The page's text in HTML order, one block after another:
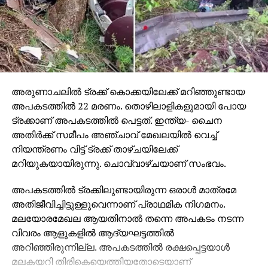
അരുണാചലില്‍ ട്രക്ക് കൊക്കയിലേക്ക് മറിഞ്ഞുണ്ടായ
അപകടത്തില്‍ 22 മരണം. തൊഴിലാളികളുമായി പോയ
ട്രക്കാണ് അപകടത്തില്‍ പെട്ടത്. ഇന്ത്യ- ചൈന
അതിര്‍ക്ക് സമീപം അഞ്ചാവ് മേഖലയില്‍ വെച്ച്
നിയന്ത്രണം വിട്ട് ട്രക്ക് താഴ്ചയിലേക്ക്
മറിയുകയായിരുന്നു. ചൊവ്വാഴ്ചയാണ് സംഭവം.
അപകടത്തില്‍ ട്രക്കിലുണ്ടായിരുന്ന ഒരാള്‍ മാത്രമേ
അതിജീവിച്ചിട്ടുള്ളൂവെന്നാണ് പ്രാഥമിക നിഗമനം.
മലയോരമേഖല ആയതിനാല്‍ തന്നെ അപകടം നടന്ന
വിവരം ആളുകളില്‍ ആദ്യഘട്ടത്തില്‍
അറിഞ്ഞിരുന്നില്ല. അപകടത്തില്‍ രക്ഷപ്പെട്ടയാള്‍
മലകയറി തിരികെയെത്തിയതോടെയാണ്